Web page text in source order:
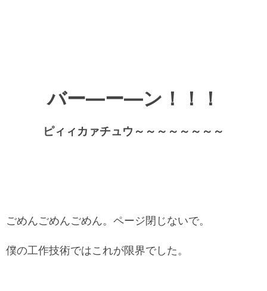
バー―ー―ン！！！
ピィィカァチュウ～～～～～～～～
ごめんごめんごめん。ページ閉じないで。
僕の工作技術ではこれが限界でした。